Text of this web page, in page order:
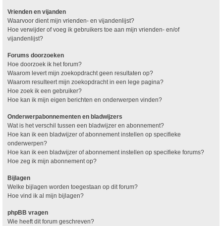
Vrienden en vijanden
Waarvoor dient mijn vrienden- en vijandenlijst?
Hoe verwijder of voeg ik gebruikers toe aan mijn vrienden- en/of
vijandenlijst?
Forums doorzoeken
Hoe doorzoek ik het forum?
Waarom levert mijn zoekopdracht geen resultaten op?
Waarom resulteert mijn zoekopdracht in een lege pagina?
Hoe zoek ik een gebruiker?
Hoe kan ik mijn eigen berichten en onderwerpen vinden?
Onderwerpabonnementen en bladwijzers
Wat is het verschil tussen een bladwijzer en abonnement?
Hoe kan ik een bladwijzer of abonnement instellen op specifieke
onderwerpen?
Hoe kan ik een bladwijzer of abonnement instellen op specifieke forums?
Hoe zeg ik mijn abonnement op?
Bijlagen
Welke bijlagen worden toegestaan op dit forum?
Hoe vind ik al mijn bijlagen?
phpBB vragen
Wie heeft dit forum geschreven?